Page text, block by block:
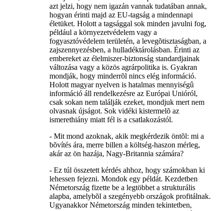
azt jelzi, hogy nem igazán vannak tudatában annak,
hogyan érinti majd az EU-tagság a mindennapi
életüket. Holott a tagsággal sok minden javulni fog,
például a környezetvédelem vagy a
fogyasztóvédelem területén, a levegõtisztaságban, a
zajszennyezésben, a hulladéktárolásban. Érinti az
embereket az élelmiszer-biztonság standardjainak
változása vagy a közös agrárpolitika is. Gyakran
mondják, hogy minderrõl nincs elég információ.
Holott magyar nyelven is hatalmas mennyiségû
információ áll rendelkezésre az Európai Unióról,
csak sokan nem találják ezeket, mondjuk mert nem
olvasnak újságot. Sok vidéki kistermelõ az
ismerethiány miatt fél is a csatlakozástól.
- Mit mond azoknak, akik megkérdezik öntõl: mi a
bõvítés ára, merre billen a költség-haszon mérleg,
akár az ön hazája, Nagy-Britannia számára?
- Ez túl összetett kérdés ahhoz, hogy számokban ki
lehessen fejezni. Mondok egy példát. Kezdetben
Németország fizette be a legtöbbet a strukturális
alapba, amelybõl a szegényebb országok profitálnak.
Ugyanakkor Németország minden tekintetben,